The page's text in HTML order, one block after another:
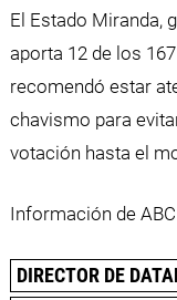
El Estado Miranda,
aporta 12 de los
recomendó estar
chavismo para
votación hasta el
Información de
DIRECTOR DE